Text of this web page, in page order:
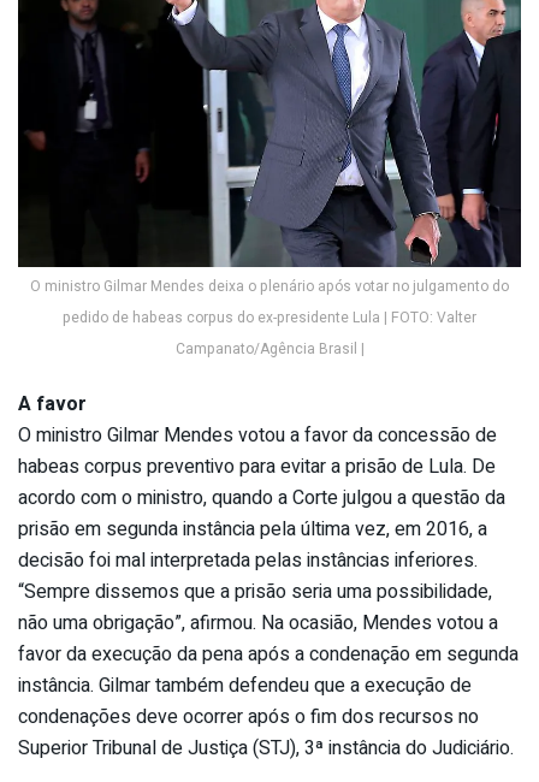
O ministro Gilmar Mendes deixa o plenário após votar no julgamento do
pedido de habeas corpus do ex-presidente Lula | FOTO: Valter
Campanato/Agência Brasil |
A favor
O ministro Gilmar Mendes votou a favor da concessão de
habeas corpus preventivo para evitar a prisão de Lula. De
acordo com o ministro, quando a Corte julgou a questão da
prisão em segunda instância pela última vez, em 2016, a
decisão foi mal interpretada pelas instâncias inferiores.
“Sempre dissemos que a prisão seria uma possibilidade,
não uma obrigação”, afirmou. Na ocasião, Mendes votou a
favor da execução da pena após a condenação em segunda
instância. Gilmar também defendeu que a execução de
condenações deve ocorrer após o fim dos recursos no
Superior Tribunal de Justiça (STJ), 3ª instância do Judiciário.